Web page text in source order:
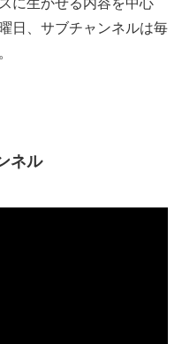
に生かせる内容を中心
日、サブチャンネルは毎
ネル